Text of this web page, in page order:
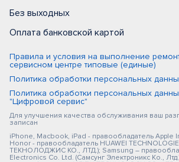
Без выходных
Оплата банковской картой
Правила и условия на выполнение
сервисном центре типовые (единые)
Политика обработки персональных
Политика обработки персональных
"Цифровой сервис"
Для улучшения качества обслуживания ваш
записан
iPhone, Macbook, iPad - правообладатель Apple
Honor - правообладатель HUAWEI
ТЕКНОЛОДЖИС КО., ЛТД.); Samsung –
Electronics Co. Ltd. (Самсунг Электроникс Ко.,